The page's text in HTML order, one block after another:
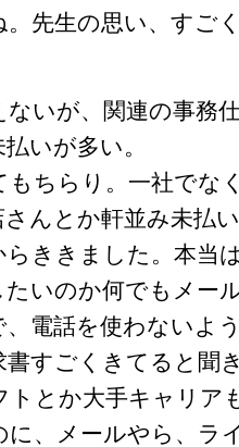
先生の思い、すご
いが、関連の事務
いが多い。
もちらり。一社でな
んとか軒並み未払
ききました。本当
いのか何でもメー
、電話を使わないよ
書すごくきてると聞
トとか大手キャリア
、メールやら、ラ